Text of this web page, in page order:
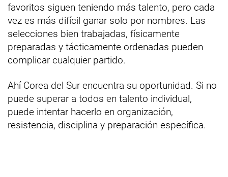
favoritos siguen teniendo más talento, pero cada
vez es más difícil ganar solo por nombres. Las
selecciones bien trabajadas, físicamente
preparadas y tácticamente ordenadas pueden
complicar cualquier partido.
Ahí Corea del Sur encuentra su oportunidad. Si no
puede superar a todos en talento individual,
puede intentar hacerlo en organización,
resistencia, disciplina y preparación específica.